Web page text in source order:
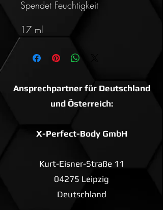
Spendet Feuchtigkeit
17 ml
Ansprechpartner für Deutschland
und Österreich:
X-Perfect-Body GmbH
Kurt-Eisner-Straße 11
04275 Leipzig
Deutschland